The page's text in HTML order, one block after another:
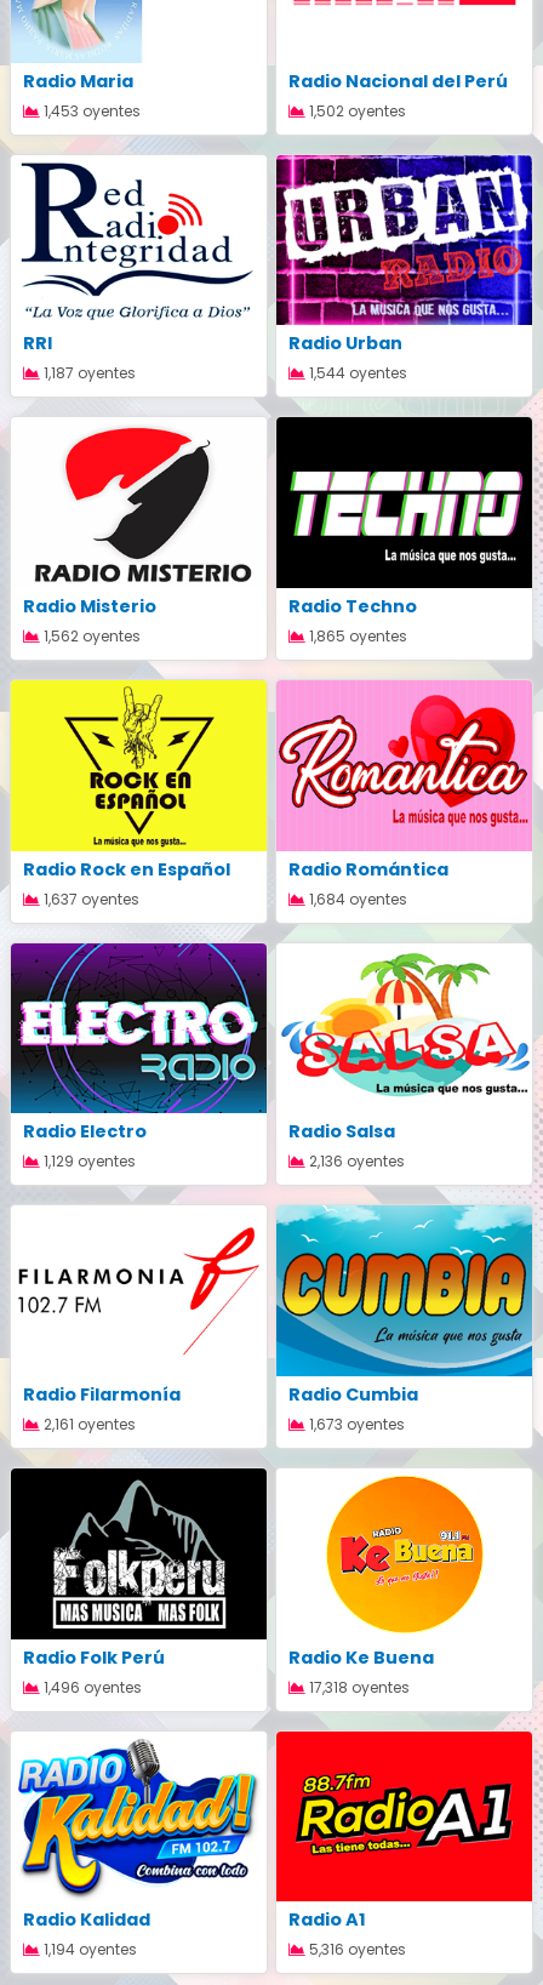
Radio Maria
1,453 oyentes
Radio Nacional del Perú
1,502 oyentes
RRI
1,187 oyentes
Radio Urban
1,544 oyentes
Radio Misterio
1,562 oyentes
Radio Techno
1,865 oyentes
Radio Rock en Español
1,637 oyentes
Radio Romántica
1,684 oyentes
Radio Electro
1,129 oyentes
Radio Salsa
2,136 oyentes
Radio Filarmonía
2,161 oyentes
Radio Cumbia
1,673 oyentes
Radio Folk Perú
1,496 oyentes
Radio Ke Buena
17,318 oyentes
Radio Kalidad
1,194 oyentes
Radio A1
5,316 oyentes